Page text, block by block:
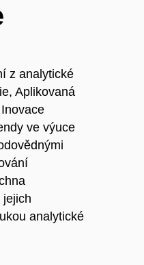
z analytické
Aplikovaná
ve výuce
jejich
analytické